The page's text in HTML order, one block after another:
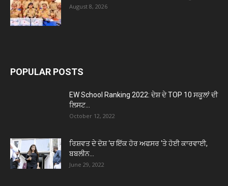
August 8, 2026
POPULAR POSTS
EW School Ranking 2022: ਦੇਸ਼ ਦੇ TOP 10 ਸਕੂਲਾਂ ਦੀ
ਲਿਸਟ...
October 12, 2022
ਰਿਸ਼ਵਤ ਦੇ ਦੋਸ਼ ‘ਚ ਇੱਕ ਹੋਰ ਅਫਸਰ ‘ਤੇ ਹੋਈ ਕਾਰਵਾਈ,
ਬਬਲੀਨ...
June 29, 2022